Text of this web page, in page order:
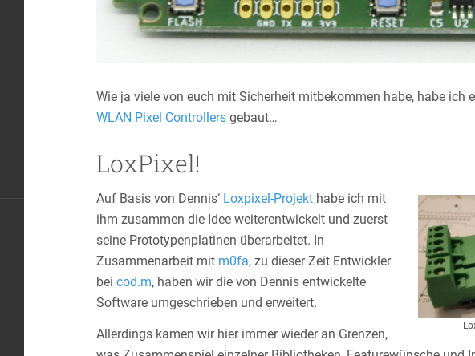
Wie ja viele von euch mit Sicherheit mitbekommen habe, habe ich
WLAN Pixel Controllers gebaut…
LoxPixel!
Auf Basis von Dennis‘ Loxpixel-Projekt habe ich mit
ihm zusammen die Idee weiterentwickelt und zuerst
seine Prototypenplatinen überarbeitet. In
Zusammenarbeit mit m0fa, zu dieser Zeit Entwickler
bei cod.m, haben wir die von Dennis entwickelte
Software umgeschrieben und erweitert.
Allerdings kamen wir hier immer wieder an Grenzen,